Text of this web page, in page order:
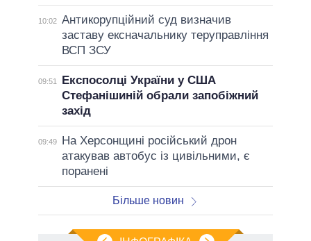
10:02 Антикорупційний суд визначив
заставу ексначальнику теруправління
ВСП ЗСУ
09:51
Експосолці України у США
Стефанішиній обрали запобіжний
захід
09:49
На Херсонщині російський дрон
атакував автобус із цивільними, є
поранені
Більше новин